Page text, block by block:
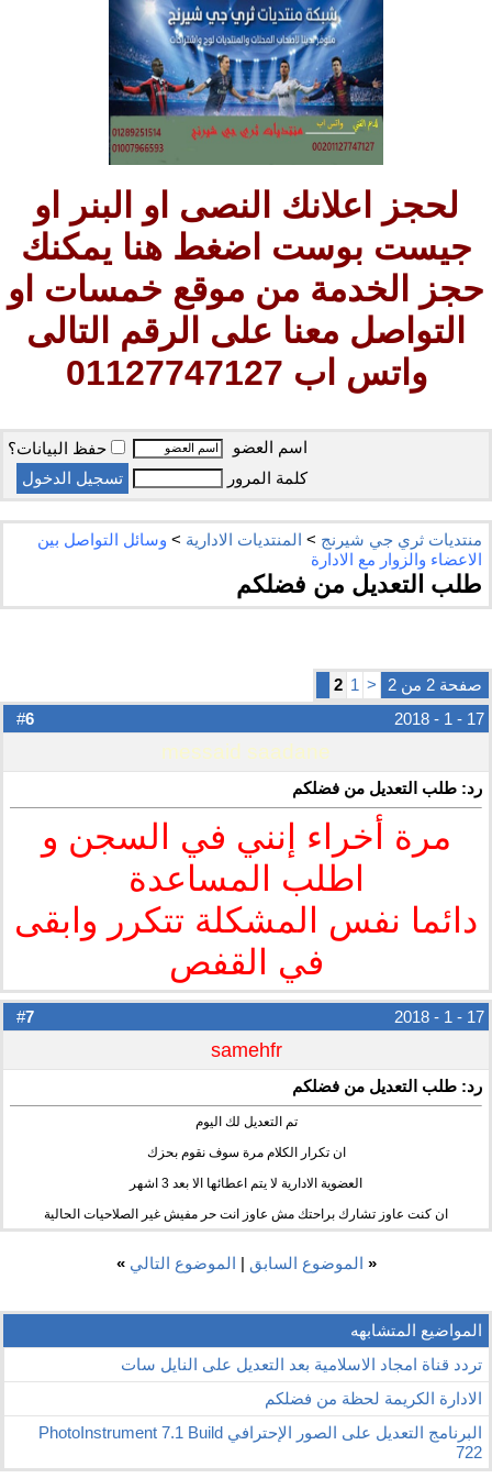
لحجز اعلانك النصى او البنر او
جيست بوست اضغط هنا يمكنك
حجز الخدمة من موقع خمسات او
التواصل معنا على الرقم التالى
واتس اب 01127747127
اسم العضو
حفظ البيانات؟
كلمة المرور
منتديات ثري جي شيرنج > المنتديات الادارية > وسائل التواصل بين
الاعضاء والزوار مع الادارة
طلب التعديل من فضلكم
صفحة 2 من 2 <
1
2
6 17 - 1 - 2018
messaid saadane
رد: طلب التعديل من فضلكم
مرة أخراء إنني في السجن و
اطلب المساعدة
دائما نفس المشكلة تتكرر وابقى
في القفص
7 17 - 1 - 2018
samehfr
رد: طلب التعديل من فضلكم
تم التعديل لك اليوم
ان تكرار الكلام مرة سوف نقوم بحزك
العضوية الادارية لا يتم اعطائها الا بعد 3 اشهر
ان كنت عاوز تشارك براحتك مش عاوز انت حر مفيش غير الصلاحيات الحالية
« الموضوع السابق | الموضوع التالي »
المواضيع المتشابهه
تردد قناة امجاد الاسلامية بعد التعديل على النايل سات
الادارة الكريمة لحظة من فضلكم
البرنامج التعديل على الصور الإحترافي PhotoInstrument 7.1 Build
722